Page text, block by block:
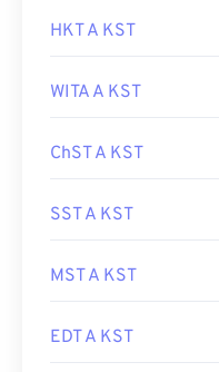
HKT A KST
WITA A KST
ChST A KST
SST A KST
MST A KST
EDT A KST